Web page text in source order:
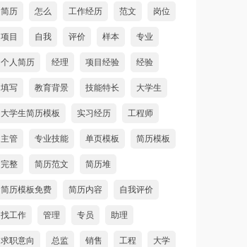
简历 怎么 工作经历 范文 岗位
项目 自我 评价 样本 专业
个人简历 经理 项目经验 经验
填写 教育背景 技能特长 大学生
大学生简历模板 实习经历 工程师
主管 专业技能 单页模板 简历模板
完整 简历范文 简历堆
简历模板免费 简历内容 自我评价
找工作 管理 专员 助理
求职意向 总监 销售 工程 大学